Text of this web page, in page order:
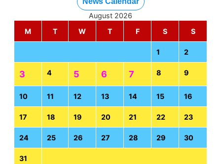
August 2026
M
T W T F S S
1 2
3 4 5 6 7 8 9
10 11 12 13 14 15 16
17 18 19 20 21 22 23
24 25 26 27 28 29 30
31